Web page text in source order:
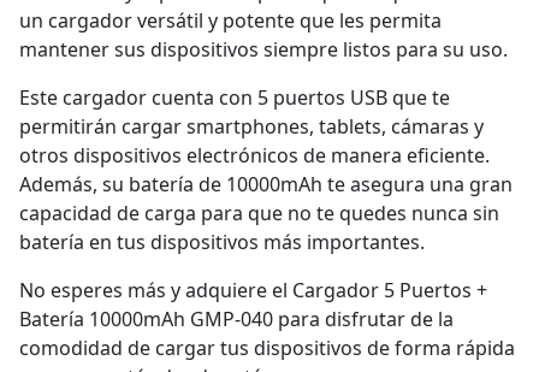
un cargador versátil y potente que les permita
mantener sus dispositivos siempre listos para su uso.
Este cargador cuenta con 5 puertos USB que te
permitirán cargar smartphones, tablets, cámaras y
otros dispositivos electrónicos de manera eficiente.
Además, su batería de 10000mAh te asegura una gran
capacidad de carga para que no te quedes nunca sin
batería en tus dispositivos más importantes.
No esperes más y adquiere el Cargador 5 Puertos +
Batería 10000mAh GMP-040 para disfrutar de la
comodidad de cargar tus dispositivos de forma rápida